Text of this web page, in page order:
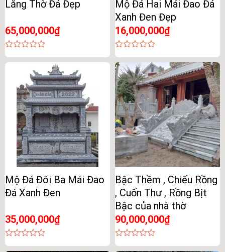
Lăng Thờ Đá Đẹp
65,000,000₫
0
out
Mộ Đá Hai Mái Đao Đá
Xanh Đen Đẹp
16,000,000₫
0
out
of
5
Mộ Đá Đôi Ba Mái Đao
Đá Xanh Đen
35,000,000₫
0
Bậc Thềm , Chiếu Rồng
, Cuốn Thư , Rồng Bịt
Bậc của nhà thờ
90,000,000₫
0